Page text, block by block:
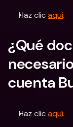
Haz clic aquí.
¿Qué
cuenta
Haz clic aquí.